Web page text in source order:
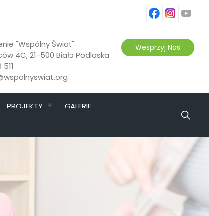
ins
"Wspólny Świat"
4C, 21-500 Biała Podlaska
Wesprzyj Nas
PROJEKTY +
GALERIE